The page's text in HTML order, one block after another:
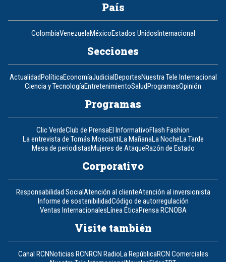
País
ColombiaVenezuelaMéxicoEstados UnidosInternacional
Secciones
ActualidadPolíticaEconomíaJudicialDeportesNuestra Tele Internacional
Ciencia y TecnologíaEntretenimientoSaludProgramasOpinión
Programas
Clic VerdeClub de PrensaEl InformativoFlash Fashion
La entrevista de Tomás MosciattiLa MañanaLa NocheLa Tarde
Mesa de periodistasMujeres de AtaqueRazón de Estado
Corporativo
Responsabilidad SocialAtención al clienteAtención al inversionista
Informe de sostenibilidadCódigo de autorregulación
Ventas InternacionalesLínea ÉticaPrensa RCNOBA
Visite también
Canal RCNNoticias RCNRCN RadioLa RepúblicaRCN Comerciales